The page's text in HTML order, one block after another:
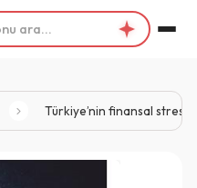
Türkiye’nin finansal stresi